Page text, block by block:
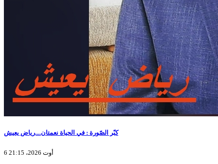
كبّر الصّورة : في الحياة نعمتان....رياض يعيش
6 أوت 2026، 21:15